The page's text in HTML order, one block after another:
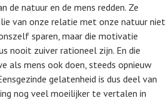
de natuur en de mens redden. Ze
van onze relatie met onze natuur niet
sparen, maar die motivatie
nooit zuiver rationeel zijn. En die
als mens ook doen, steeds opnieuw
gelatenheid is dus deel van
nog veel moeilijker te vertalen in